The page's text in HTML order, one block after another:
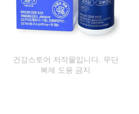
건강스토어 저작물입니다. 무단
복제 도용 금지